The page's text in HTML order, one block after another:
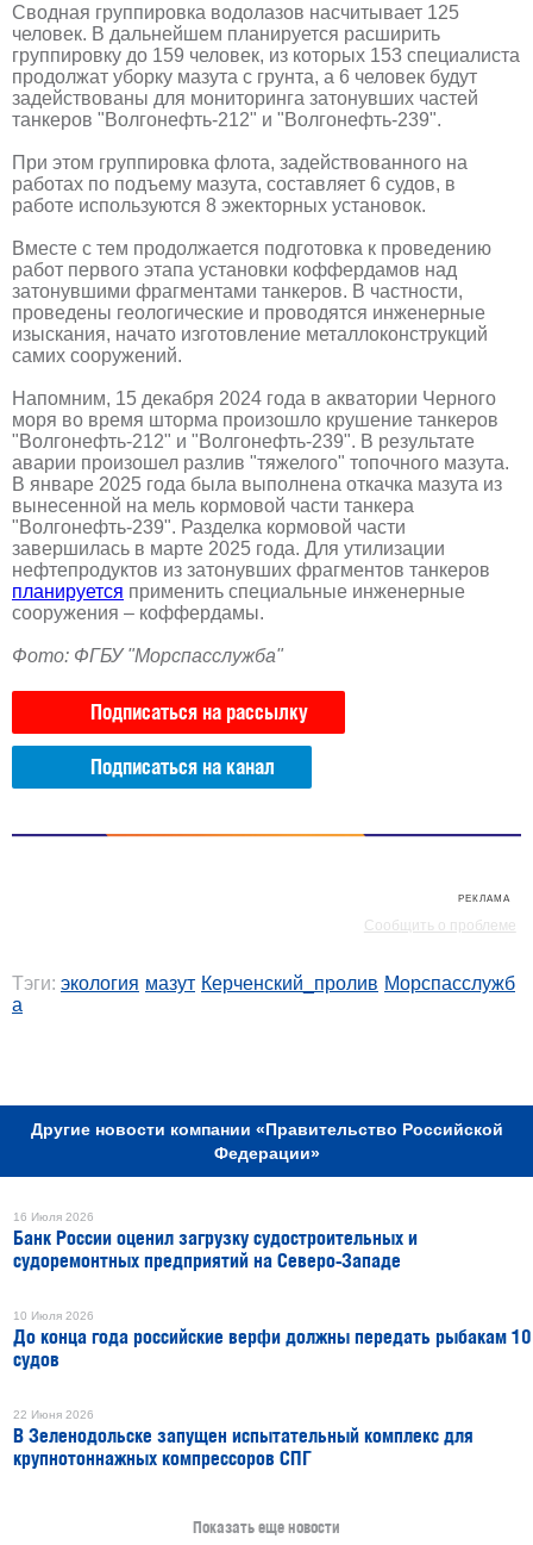
Сводная группировка водолазов насчитывает 125
человек. В дальнейшем планируется расширить
группировку до 159 человек, из которых 153 специалиста
продолжат уборку мазута с грунта, а 6 человек будут
задействованы для мониторинга затонувших частей
танкеров "Волгонефть-212" и "Волгонефть-239".
При этом группировка флота, задействованного на
работах по подъему мазута, составляет 6 судов, в
работе используются 8 эжекторных установок.
Вместе с тем продолжается подготовка к проведению
работ первого этапа установки коффердамов над
затонувшими фрагментами танкеров. В частности,
проведены геологические и проводятся инженерные
изыскания, начато изготовление металлоконструкций
самих сооружений.
Напомним, 15 декабря 2024 года в акватории Черного
моря во время шторма произошло крушение танкеров
"Волгонефть-212" и "Волгонефть-239". В результате
аварии произошел разлив "тяжелого" топочного мазута.
В январе 2025 года была выполнена откачка мазута из
вынесенной на мель кормовой части танкера
"Волгонефть-239". Разделка кормовой части
завершилась в марте 2025 года. Для утилизации
нефтепродуктов из затонувших фрагментов танкеров
планируется применить специальные инженерные
сооружения – коффердамы.
Фото: ФГБУ "Морспасслужба"
Подписаться на рассылку
Подписаться на канал
РЕКЛАМА
Сообщить о проблеме
Тэги: экология мазут Керченский_пролив Морспасслужб
а
Другие новости компании «Правительство Российской
Федерации»
16 Июля 2026
Банк России оценил загрузку судостроительных и
судоремонтных предприятий на Северо-Западе
10 Июля 2026
До конца года российские верфи должны передать рыбакам 10
судов
22 Июня 2026
В Зеленодольске запущен испытательный комплекс для
крупнотоннажных компрессоров СПГ
Показать еще новости